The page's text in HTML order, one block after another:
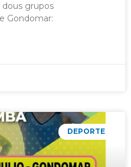
dous grupos
Gondomar:
DEPORTE